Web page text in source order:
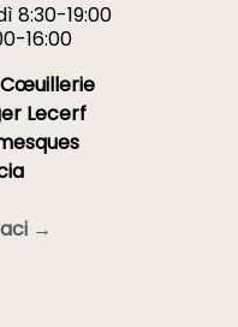
y
8:30-19:00
16:00
Lecerf
→